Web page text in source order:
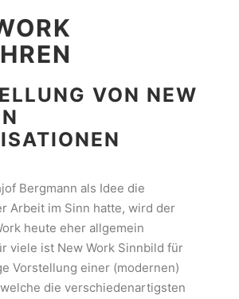
VON NEW
Bergmann als Idee die
Arbeit im Sinn hatte, wird der
heute eher allgemein
viele ist New Work Sinnbild für
Vorstellung einer (modernen)
die verschiedenartigsten